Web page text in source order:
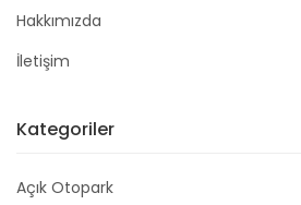
Hakkımızda
İletişim
Kategoriler
Açık Otopark